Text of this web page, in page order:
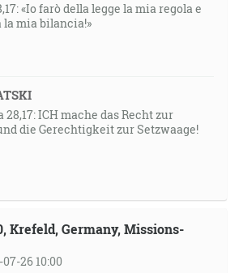
«Io farò della legge la mia regola e
mia bilancia!»
28,17: ICH mache das Recht zur
die Gerechtigkeit zur Setzwaage!
Krefeld, Germany, Missions-
26 10:00